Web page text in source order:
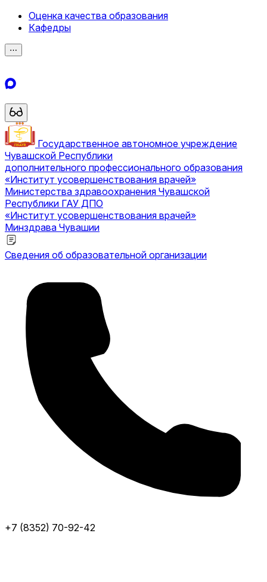
Оценка качества образования
Кафедры
⋯
Государственное автономное учреждение
Чувашской Республики
дополнительного профессионального образования
«Институт усовершенствования врачей»
Министерства здравоохранения Чувашской
Республики ГАУ ДПО
«Институт усовершенствования врачей»
Минздрава Чувашии
Сведения об образовательной организации
+7 (8352) 70-92-42